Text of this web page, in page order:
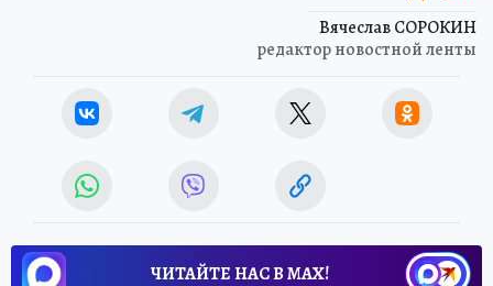
Вячеслав СОРОКИН
редактор новостной ленты
ЧИТАЙТЕ НАС В МАХ!